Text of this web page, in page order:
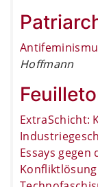
Hoffmann
ExtraSchicht:
Essays